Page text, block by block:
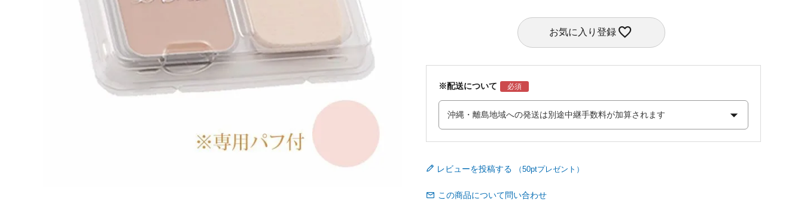
お気に入り登録
※配送について
レビューを投稿する
この商品について問い合わせ